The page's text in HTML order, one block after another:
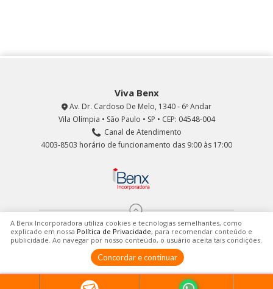
Viva Benx
Av. Dr. Cardoso De Melo, 1340 - 6º Andar
Vila Olímpia • São Paulo • SP • CEP: 04548-004
Canal de Atendimento
4003-8503 horário de funcionamento das 9:00 às 17:00
© 2016 - 2026 Viva Benx. Política de Privacidade
Concordar e continuar
A Benx Incorporadora utiliza cookies e tecnologias semelhantes, como
explicado em nossa Política de Privacidade, para recomendar conteúdo e
publicidade. Ao navegar por nosso conteúdo, o usuário aceita tais condições.